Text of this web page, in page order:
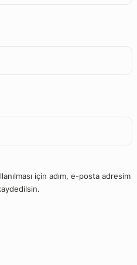
için adım, e-posta adresim